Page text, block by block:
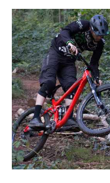
Actualités
Technologies
Tests de produits
Conseils
Tendances
Tous nos articles
À propos